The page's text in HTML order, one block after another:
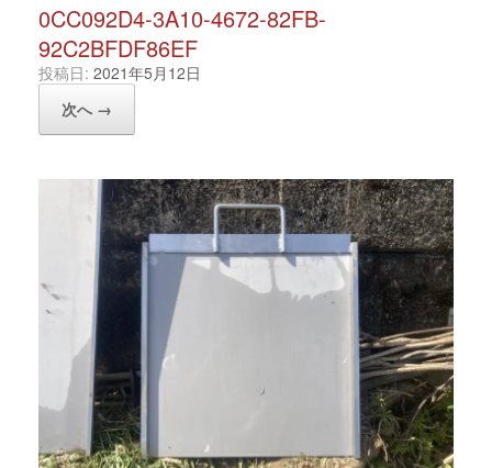
0CC092D4-3A10-4672-82FB-
92C2BFDF86EF
投稿日: 2021年5月12日
次へ →